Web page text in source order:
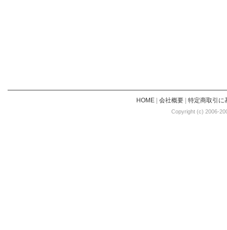
HOME| 会社概要| 特定商取引に
Copyright (c) 2006-